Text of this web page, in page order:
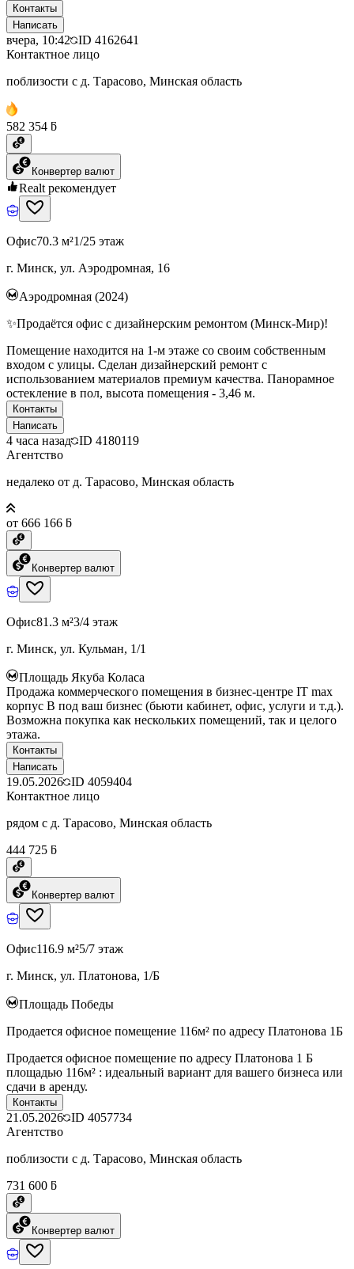
Контакты
Написать
вчера, 10:42 ID 4162641
Контактное лицо
поблизости с д. Тарасово, Минская область
582 354 ƃ
Конвертер валют
Realt рекомендует
Офис70.3 м²1/25 этаж
г. Минск, ул. Аэродромная, 16
Аэродромная (2024)
✨Продаётся офис с дизайнерским ремонтом (Минск-Мир)!
Помещение находится на 1-м этаже со своим собственным
входом с улицы. Сделан дизайнерский ремонт с
использованием материалов премиум качества. Панорамное
остекление в пол, высота помещения - 3,46 м.
Контакты
Написать
4 часа назад ID 4180119
Агентство
недалеко от д. Тарасово, Минская область
от 666 166 ƃ
Конвертер валют
Офис81.3 м²3/4 этаж
г. Минск, ул. Кульман, 1/1
Площадь Якуба Коласа
Продажа коммерческого помещения в бизнес-центре IT max
корпус B под ваш бизнес (бьюти кабинет, офис, услуги и т.д.).
Возможна покупка как нескольких помещений, так и целого
этажа.
Контакты
Написать
19.05.2026 ID 4059404
Контактное лицо
рядом с д. Тарасово, Минская область
444 725 ƃ
Конвертер валют
Офис116.9 м²5/7 этаж
г. Минск, ул. Платонова, 1/Б
Площадь Победы
Продается офисное помещение 116м² по адресу Платонова 1Б
Продается офисное помещение по адресу Платонова 1 Б
площадью 116м² : идеальный вариант для вашего бизнеса или
сдачи в аренду.
Контакты
21.05.2026 ID 4057734
Агентство
поблизости с д. Тарасово, Минская область
731 600 ƃ
Конвертер валют